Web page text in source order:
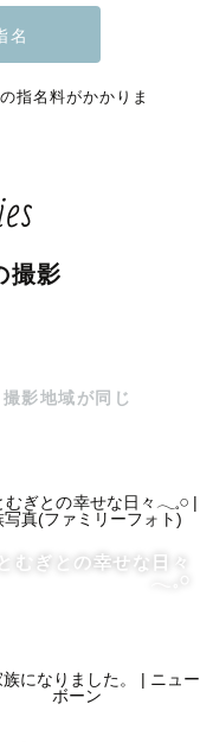
いね。
はもちろんのこ
がですか？🫧
そが最も尊いもの
指名料がかかりま
撮影
撮影地域が同じ
むぎとの幸せな日々